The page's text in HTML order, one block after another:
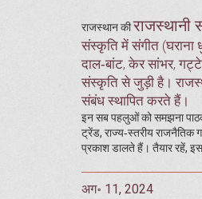
राजस्थान कीराजस्थानी
संस्कृति में संगीत (घराना
दाल‑बांट, केर सांभर,
संस्कृति से जुड़ी है।
संबंध स्थापित करते हैं।
इन सब पहलुओं को समझना
ट्रेंड, राज्य‑स्तरीय राजनैतिक
प्रकाश डालते हैं। तैयार रहें,
अग॰ 11, 2024